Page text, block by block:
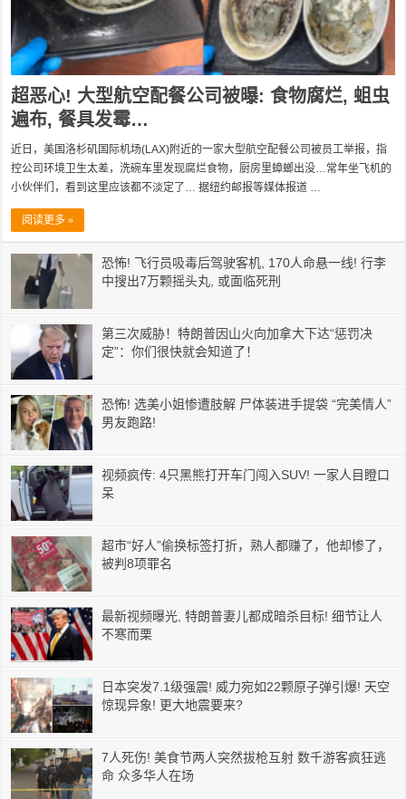
超恶心! 大型航空配餐公司被曝: 食物腐烂, 蛆虫
遍布, 餐具发霉…
近日，美国洛杉矶国际机场(LAX)附近的一家大型航空配餐公司被员工举报，指
控公司环境卫生太差，洗碗车里发现腐烂食物，厨房里蟑螂出没…常年坐飞机的
小伙伴们，看到这里应该都不淡定了… 据纽约邮报等媒体报道 …
阅读更多 »
恐怖! 飞行员吸毒后驾驶客机, 170人命悬一线! 行李
中搜出7万颗摇头丸, 或面临死刑
第三次威胁！特朗普因山火向加拿大下达“惩罚决
定”：你们很快就会知道了！
恐怖! 选美小姐惨遭肢解 尸体装进手提袋 “完美情人”
男友跑路!
视频疯传: 4只黑熊打开车门闯入SUV! 一家人目瞪口
呆
超市“好人”偷换标签打折，熟人都赚了，他却惨了，
被判8项罪名
最新视频曝光, 特朗普妻儿都成暗杀目标! 细节让人
不寒而栗
日本突发7.1级强震! 威力宛如22颗原子弹引爆! 天空
惊现异象! 更大地震要来?
7人死伤! 美食节两人突然拔枪互射 数千游客疯狂逃
命 众多华人在场